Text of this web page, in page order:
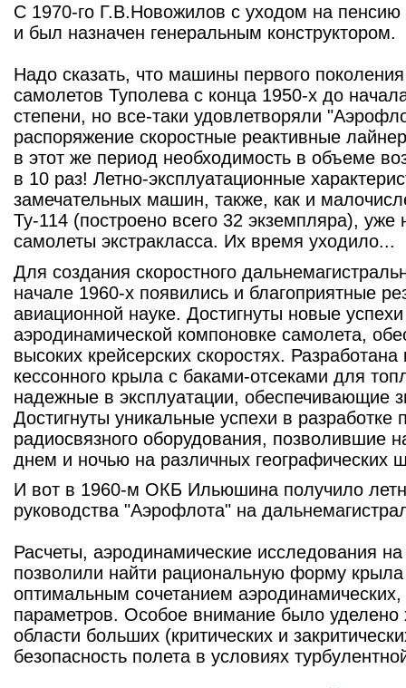
С 1970-го Г.В.Новожилов с уходом на
и был назначен генеральным конструктором.
Надо сказать, что машины первого
самолетов Туполева с конца 1950-х до
степени, но все-таки удовлетворяли
распоряжение скоростные реактивные
в этот же период необходимость в объеме
в 10 раз! Летно-эксплуатационные
замечательных машин, также, как и
Ту-114 (построено всего 32 экземпляра), уже
самолеты экстракласса. Их время уходило...
Для создания скоростного
начале 1960-х появились и благоприятные
авиационной науке. Достигнуты новые
аэродинамической компоновке самолета,
высоких крейсерских скоростях. Разработана
кессонного крыла с баками-отсеками для
надежные в эксплуатации, обеспечивающие
Достигнуты уникальные успехи в разработке
радиосвязного оборудования, позволившие
днем и ночью на различных географических
И вот в 1960-м ОКБ Ильюшина получило
руководства "Аэрофлота" на
Расчеты, аэродинамические исследования
позволили найти рациональную форму
оптимальным сочетанием
параметров. Особое внимание было уделено
области больших (критических и
безопасность полета в условиях